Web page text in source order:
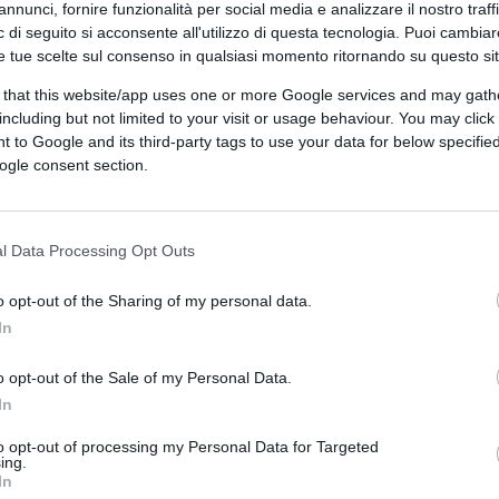
fornire funzionalità per social media e analizzare il nostro
di seguito si acconsente all'utilizzo di questa tecnologia. Puoi
tue scelte sul consenso in qualsiasi momento ritornando su questo
that this website/app uses one or more Google services and may
but not limited to your visit or usage behaviour. You may
to Google and its third-party tags to use your data for below
consent section.
Data Processing Opt Outs
opt-out of the Sharing of my personal data.
opt-out of the Sale of my Personal Data.
opt-out of processing my Personal Data for Targeted
Francesca Angelo – Con la nostra grinta
a migliorarci. Curvy sì, ma in salute”.
santo cielo, ma che bisogno c’è?
improvvisati, del Parco Lambro
Italia, son pieni di uomini e donne
che arrancano dietro a una palla,
del sabato e finisce lì (a meno di
Poi, chi se ne frega, se uno è cicciotto
che
e non per chissà quali stereotipi
sport: d’accordo, uno deve fare quello
sugli anelli libellule da un quintale
o velocisti con 30 kg di troppo
e di agonismo, punto, fine.